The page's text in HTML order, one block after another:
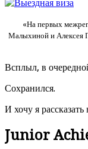
«На первых
Малыхиной и Алексея
Всплыл, в
Сохранился.
И хочу я
Junior